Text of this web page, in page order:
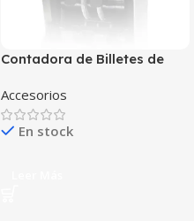
Contadora de Billetes de
Multidivisas MAGNER 155V
Accesorios
En stock